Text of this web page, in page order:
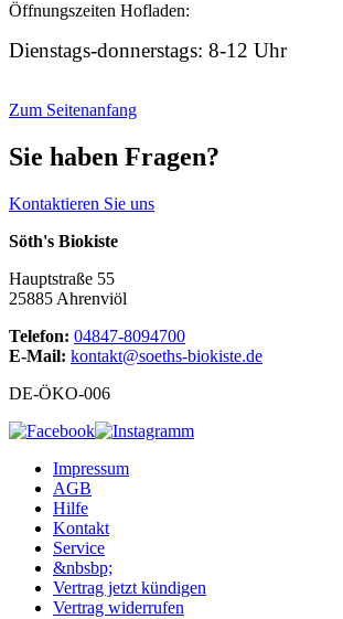
Öffnungszeiten Hofladen:
Dienstags-donnerstags: 8-12 Uhr
Zum Seitenanfang
Sie haben Fragen?
Kontaktieren Sie uns
Söth's Biokiste
Hauptstraße 55
25885 Ahrenviöl
Telefon: 04847-8094700
E-Mail: kontakt@soeths-biokiste.de
DE-ÖKO-006
Impressum
AGB
Hilfe
Kontakt
Service
&nbsbp;
Vertrag jetzt kündigen
Vertrag widerrufen